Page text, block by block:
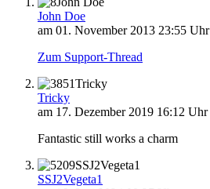
John Doe
am 01. November 2013 23:55 Uhr
Zum Support-Thread
Tricky
Tricky
am 17. Dezember 2019 16:12 Uhr
Fantastic still works a charm
SSJ2Vegeta1
SSJ2Vegeta1